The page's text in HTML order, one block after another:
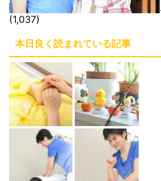
(1,037)
本日良く読まれている記事